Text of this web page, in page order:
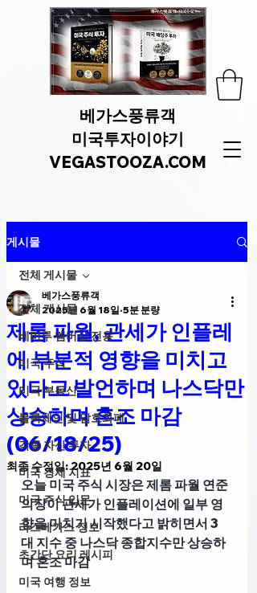
베가스풍류객
미국투자이야기
VEGASTOOZA.COM
게시물
전체 게시물
베미투 멤버십 전용
미국 주식
미국 부동산
블록체인 및 암호화폐
각종 자산 투자
미국 경제 지표
미국 주식 입문
라스베가스 정보
초간단 요리 레시피
미국 여행 정보
전체 게시물
제롬 파월, 관세가 인플레
에 부분적 영향을 미치고
있다고 발언하며 나스닥만
상승하며 혼조 마감
(06/18/25)
베가스풍류객
2025년 6월 18일 5분 분량
최종 수정일:2025년 6월 20일
오늘 미국 주식 시장은 제롬 파월 연준
의장이 관세가 인플레이션에 일부 영
향을 미치기 시작했다고 밝히면서 3
대 지수 중 나스닥 종합지수만 상승하
며 혼조 마감